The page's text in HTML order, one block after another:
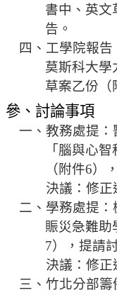
議
發
展
會
書中、英文
告。
四、工學院報
莫斯科大學
草案乙份
參、 討論事項
一、 教務處提：
「腦與心
（附件6）
決議：修正
二、 學務處提：
賑災急難助
7），提請
決議：修正
三、 竹北分部籌